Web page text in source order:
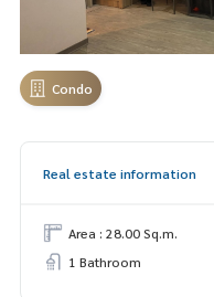
Condo
Real estate information
Area : 28.00 Sq.m.
1 Bathroom